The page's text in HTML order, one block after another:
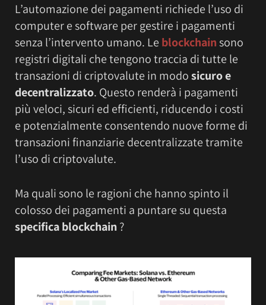
L’automazione dei pagamenti richiede l’uso di
computer e software per gestire i pagamenti
senza l’intervento umano. Le blockchainsono
registri digitali che tengono traccia di tutte le
transazioni di criptovalute in modosicuro e
decentralizzato. Questo renderà i pagamenti
più veloci, sicuri ed efficienti, riducendo i costi
e potenzialmente consentendo nuove forme di
transazioni finanziarie decentralizzate tramite
l’uso di criptovalute.
Ma quali sono le ragioni che hanno spinto il
colosso dei pagamenti a puntare su questa
specifica blockchain?